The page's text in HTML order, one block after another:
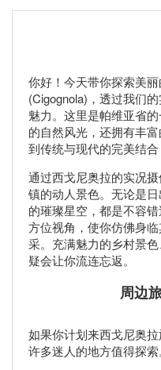
你好！今天带你探索美
(Cigognola)，透过我们
魅力。这里是帕维亚省
的自然风光，还拥有丰
到传统与现代的完美结合
通过西戈尼奥拉的实况
镇的动人景色。无论是
的璀璨星空，都是不容
方位视角，使你仿佛身
采。充满魅力的乡村景
疑会让你流连忘返。
周边
如果你计划来西戈尼奥
许多迷人的地方值得探